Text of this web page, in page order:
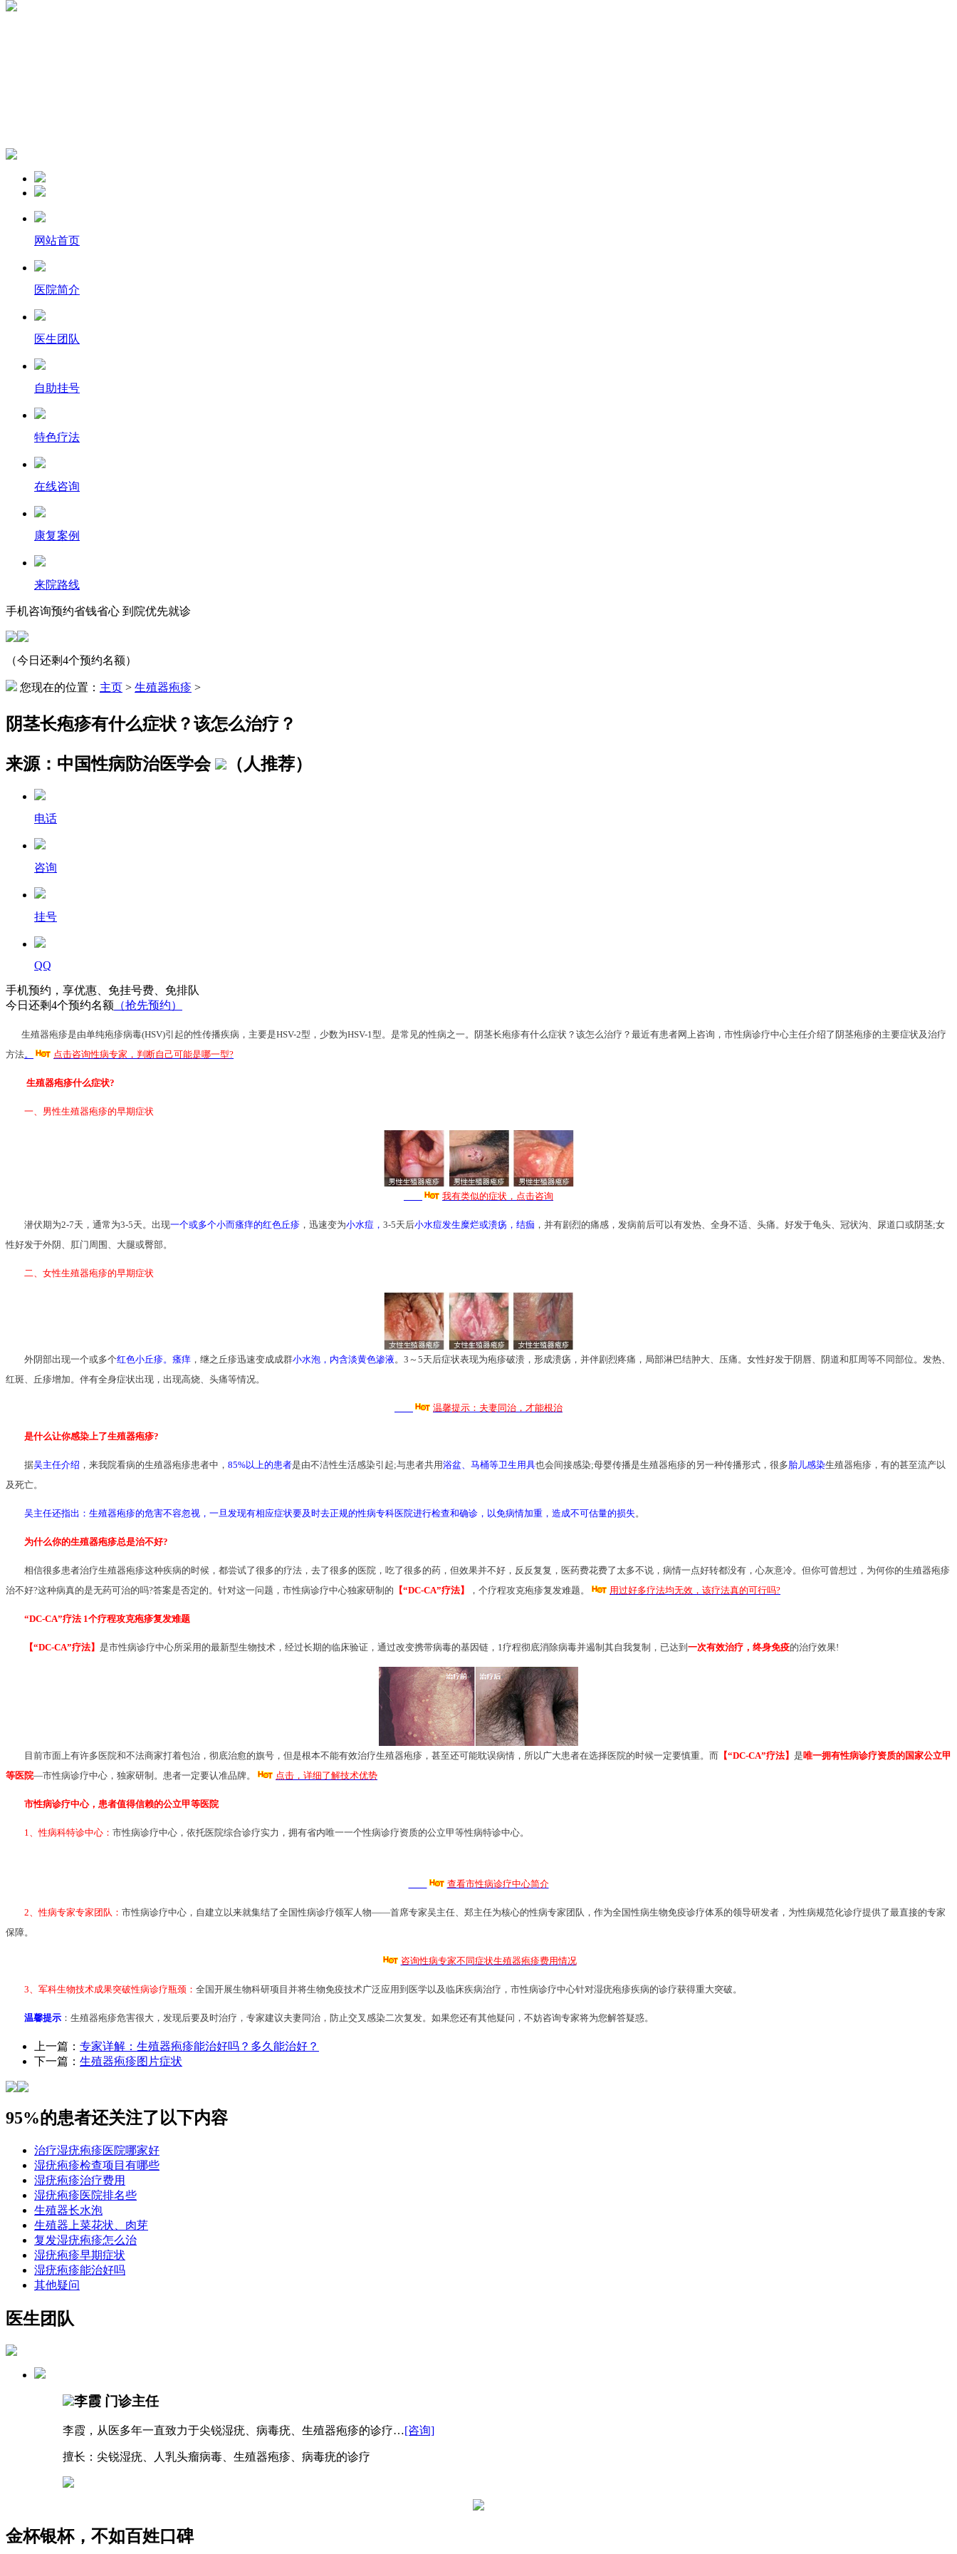
网站首页
医院简介
医生团队
自助挂号
特色疗法
在线咨询
康复案例
来院路线
手机咨询预约省钱省心 到院优先就诊
（今日还剩4个预约名额）
您现在的位置： 主页 > 生殖器疱疹 >
阴茎长疱疹有什么症状？该怎么治疗？
来源：中国性病防治医学会 （ 人推荐）
电话
咨询
挂号
QQ
手机预约， 享优惠、 免挂号费、 免排队
今日还剩4个预约名额 （抢先预约）
生殖器疱疹是由单纯疱疹病毒(HSV)引起的性传播疾病，主要是HSV-2型，少数为HSV-1型。是常见的性病之一。阴茎长疱疹有什么症状？该怎么治疗？最近有患者网上咨询，市性病诊疗中心主任介绍了阴茎疱疹的主要症状及治疗
方法。 点击咨询性病专家，判断自己可能是哪一型?
生殖器疱疹什么症状?
一、男性生殖器疱疹的早期症状
我有类似的症状，点击咨询
潜伏期为2-7天，通常为3-5天。出现一个或多个小而瘙痒的红色丘疹 ，迅速变为小水痘， 3-5天后小水痘发生糜烂或溃疡，结痂 ，并有剧烈的痛感，发病前后可以有发热、全身不适、头痛。好发于龟头、冠状沟、尿道口或阴茎;女
性好发于外阴、肛门周围、大腿或臀部。
二、女性生殖器疱疹的早期症状
外阴部出现一个或多个红色小丘疹。瘙痒 ，继之丘疹迅速变成成群小水泡，内含淡黄色渗液。3～5天后症状表现为疱疹破溃，形成溃疡，并伴剧烈疼痛，局部淋巴结肿大、压痛。女性好发于阴唇、阴道和肛周等不同部位。发热、
红斑、丘疹增加。伴有全身症状出现，出现高烧、头痛等情况。
温馨提示：夫妻同治，才能根治
是什么让你感染上了生殖器疱疹?
据吴主任介绍 ，来我院看病的生殖器疱疹患者中， 85%以上的患者是由不洁性生活感染引起;与患者共用浴盆、马桶等卫生用具也会间接感染;母婴传播是生殖器疱疹的另一种传播形式，很多胎儿感染生殖器疱疹，有的甚至流产以
及死亡。
吴主任还指出：生殖器疱疹的危害不容忽视，一旦发现有相应症状要及时去正规的性病专科医院进行检查和确诊，以免病情加重，造成不可估量的损失。
为什么你的生殖器疱疹总是治不好?
相信很多患者治疗生殖器疱疹这种疾病的时候，都尝试了很多的疗法，去了很多的医院，吃了很多的药，但效果并不好，反反复复，医药费花费了太多不说，病情一点好转都没有，心灰意冷。但你可曾想过，为何你的生殖器疱疹
治不好?这种病真的是无药可治的吗?答案是否定的。针对这一问题，市性病诊疗中心独家研制的 【“DC-CA”疗法】 ，个疗程攻克疱疹复发难题。 用过好多疗法均无效，该疗法真的可行吗?
“DC-CA”疗法 1个疗程攻克疱疹复发难题
【“DC-CA”疗法】 是市性病诊疗中心所采用的最新型生物技术，经过长期的临床验证，通过改变携带病毒的基因链，1疗程彻底消除病毒并遏制其自我复制，已达到 一次有效治疗，终身免疫的治疗效果!
目前市面上有许多医院和不法商家打着包治，彻底治愈的旗号，但是根本不能有效治疗生殖器疱疹，甚至还可能耽误病情，所以广大患者在选择医院的时候一定要慎重。而 【“DC-CA”疗法】 是唯一拥有性病诊疗资质的国家公立甲
等医院—市性病诊疗中心，独家研制。患者一定要认准品牌。 点击，详细了解技术优势
市性病诊疗中心，患者值得信赖的公立甲等医院
1、性病科特诊中心： 市性病诊疗中心，依托医院综合诊疗实力，拥有省内唯一一个性病诊疗资质的公立甲等性病特诊中心。
查看市性病诊疗中心简介
2、性病专家专家团队： 市性病诊疗中心，自建立以来就集结了全国性病诊疗领军人物——首席专家吴主任、郑主任为核心的性病专家团队，作为全国性病生物免疫诊疗体系的领导研发者，为性病规范化诊疗提供了最直接的专家
保障。
咨询性病专家不同症状生殖器疱疹费用情况
3、军科生物技术成果突破性病诊疗瓶颈： 全国开展生物科研项目并将生物免疫技术广泛应用到医学以及临床疾病治疗，市性病诊疗中心针对湿疣疱疹疾病的诊疗获得重大突破。
温馨提示 ：生殖器疱疹危害很大，发现后要及时治疗，专家建议夫妻同治，防止交叉感染二次复发。如果您还有其他疑问，不妨咨询专家将为您解答疑惑。
上一篇： 专家详解：生殖器疱疹能治好吗？多久能治好？
下一篇： 生殖器疱疹图片症状
95%的患者还关注了以下内容
治疗湿疣疱疹医院哪家好
湿疣疱疹检查项目有哪些
湿疣疱疹治疗费用
湿疣疱疹医院排名些
生殖器长水泡
生殖器上菜花状、肉芽
复发湿疣疱疹怎么治
湿疣疱疹早期症状
湿疣疱疹能治好吗
其他疑问
医生团队
李霞 门诊主任
李霞，从医多年一直致力于尖锐湿疣、病毒疣、生殖器疱疹的诊疗…[咨询]
擅长：尖锐湿疣、人乳头瘤病毒、生殖器疱疹、病毒疣的诊疗
金杯银杯，不如百姓口碑